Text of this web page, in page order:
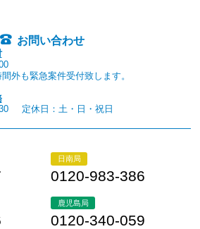
お問い合わせ
外も緊急案件受付致します。
定休日：土・日・祝日
日南局
0120-983-386
鹿児島局
0120-340-059